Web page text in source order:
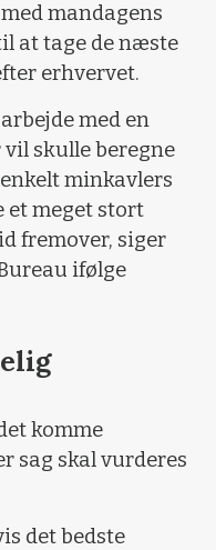
mandagens
at tage de næste
erhvervet.
med en
skulle beregne
minkavlers
meget stort
fremover, siger
ifølge
komme
sag skal vurderes
det bedste